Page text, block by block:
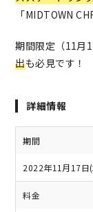
「MIDTOWN
期間限定（11月
出も必見です！
詳細情報
期間
2022年11月17日
料金